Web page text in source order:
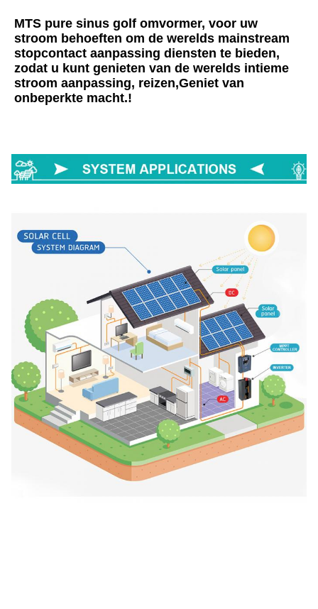
MTS pure sinus golf omvormer, voor uw
stroom behoeften om de werelds mainstream
stopcontact aanpassing diensten te bieden,
zodat u kunt genieten van de werelds intieme
stroom aanpassing, reizen,Geniet van
onbeperkte macht.!